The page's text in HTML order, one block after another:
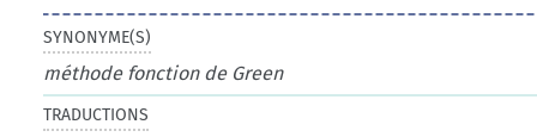
SYNONYME(S)
méthode fonction de Green
TRADUCTIONS